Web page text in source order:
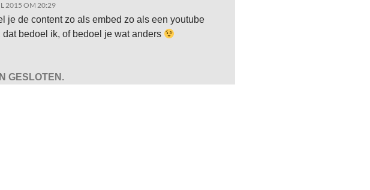
2015 OM 20:29
je de content zo als embed zo als een youtube
dat bedoel ik, of bedoel je wat anders
GESLOTEN.